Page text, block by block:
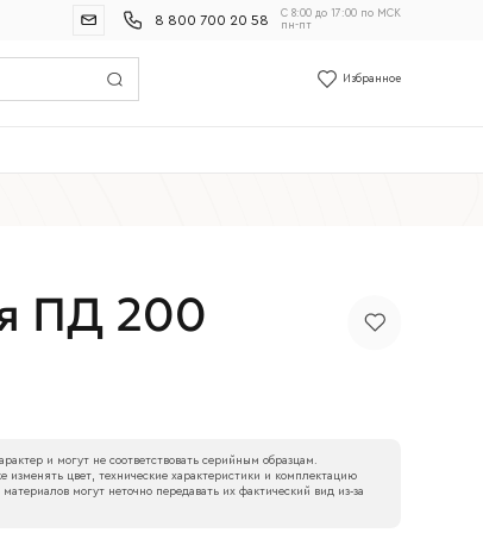
8 800 700 20 58
С 8:00 до 17:00 по МСК
пн-пт
Избранное
ПД 200
и могут не соответствовать серийным образцам.
изменять цвет, технические характеристики и комплектацию
могут неточно передавать их фактический вид из‑за